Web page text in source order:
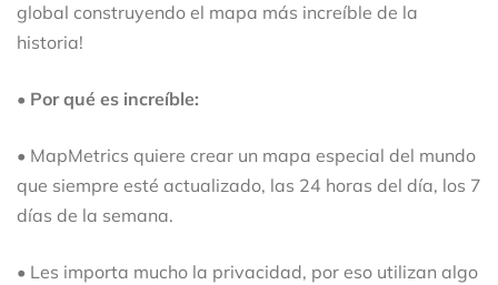
global construyendo el mapa más increíble de la
historia!
• Por qué es increíble:
• MapMetrics quiere crear un mapa especial del mundo
que siempre esté actualizado, las 24 horas del día, los 7
días de la semana.
• Les importa mucho la privacidad, por eso utilizan algo